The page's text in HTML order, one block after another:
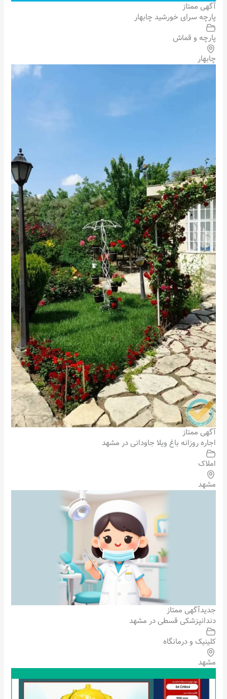
آگهی ممتاز
پارچه سرای خورشید چابهار
پارچه و قماش
چابهار
آگهی ممتاز
اجاره روزانه باغ ویلا جاودانی در مشهد
املاک
مشهد
جدیدآگهی ممتاز
دندانپزشکی قسطی در مشهد
کلینیک و درمانگاه
مشهد